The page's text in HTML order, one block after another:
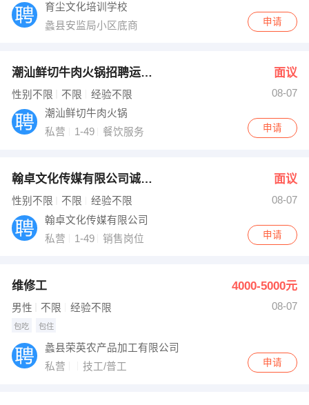
育尘文化培训学校
蠡县安监局小区底商
申请
潮汕鲜切牛肉火锅招聘运营店长 面议
性别不限 不限 经验不限
08-07
潮汕鲜切牛肉火锅
私营
1-49 餐饮服务 申请
翰卓文化传媒有限公司诚聘 业务经理 业务员 面议
性别不限 不限 经验不限
08-07
翰卓文化传媒有限公司
私营
1-49 销售岗位 申请
维修工 4000-5000元
男性 不限 经验不限 08-07
包吃 包住
蠡县荣英农产品加工有限公司
私营
技工/普工 申请